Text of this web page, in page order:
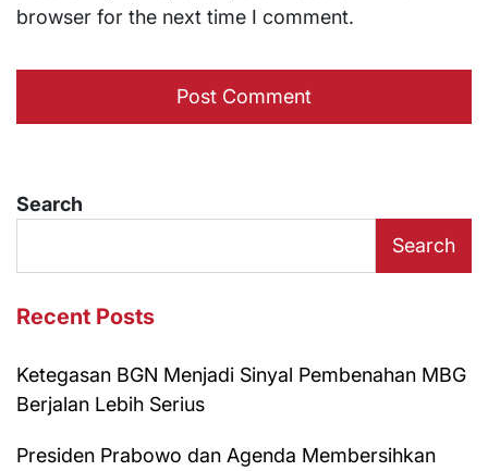
browser for the next time I comment.
Search
Search
Recent Posts
Ketegasan BGN Menjadi Sinyal Pembenahan MBG
Berjalan Lebih Serius
Presiden Prabowo dan Agenda Membersihkan